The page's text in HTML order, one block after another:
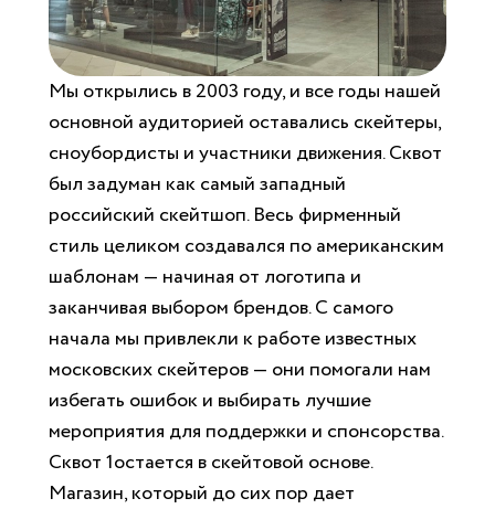
Мы открылись в 2003 году, и все годы нашей
основной аудиторией оставались cкейтеры,
сноубордисты и участники движения. Сквот
был задуман как самый западный
российский скейтшоп. Весь фирменный
стиль целиком создавался по американским
шаблонам — начиная от логотипа и
заканчивая выбором брендов. С самого
начала мы привлекли к работе известных
московских скейтеров — они помогали нам
избегать ошибок и выбирать лучшие
мероприятия для поддержки и спонсорства.
Сквот 1остается в скейтовой основе.
Магазин, который до сих пор дает